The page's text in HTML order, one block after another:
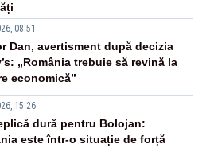
08:51
Dan, avertisment după decizia
„România trebuie să revină la
economică”
15:26
dură pentru Bolojan:
este într-o situație de forță